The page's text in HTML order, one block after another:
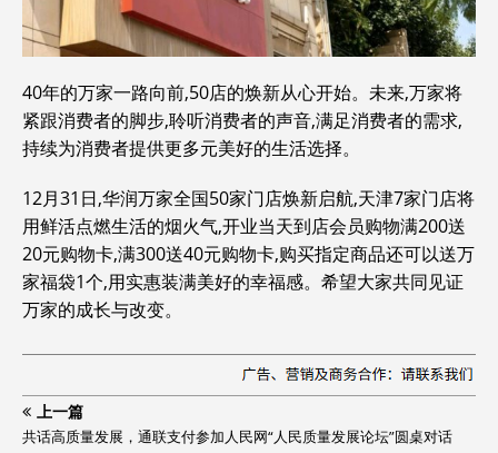
40年的万家一路向前,50店的焕新从心开始。未来,万家将
紧跟消费者的脚步,聆听消费者的声音,满足消费者的需求,
持续为消费者提供更多元美好的生活选择。
12月31日,华润万家全国50家门店焕新启航,天津7家门店将
用鲜活点燃生活的烟火气,开业当天到店会员购物满200送
20元购物卡,满300送40元购物卡,购买指定商品还可以送万
家福袋1个,用实惠装满美好的幸福感。希望大家共同见证
万家的成长与改变。
上一篇
共话高质量发展，通联支付参加人民网“人民质量发展论坛”圆桌对话